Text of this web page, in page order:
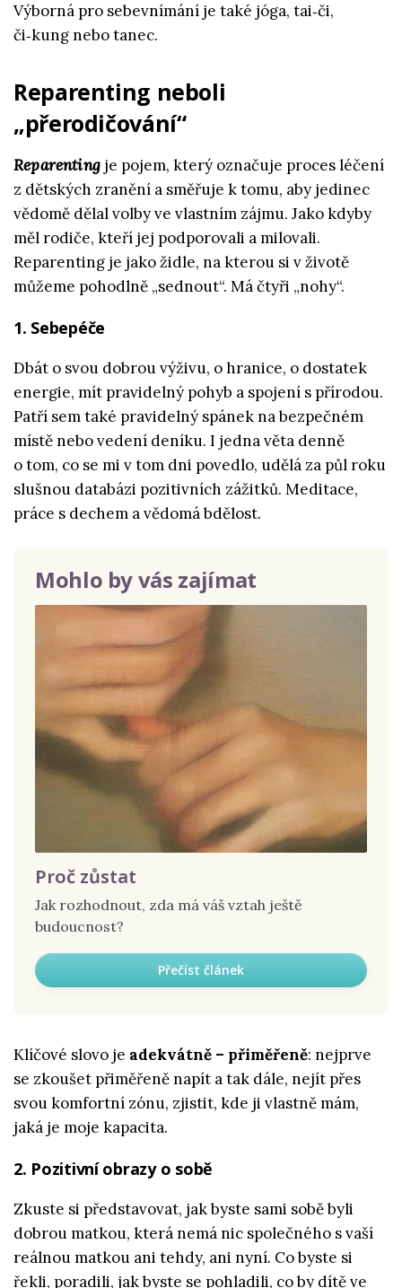
Výborná pro sebevnímání je také jóga, tai‑či,
či‑kung nebo tanec.
Reparenting neboli
„přerodičování“
Reparentingje pojem, který označuje proces léčení
z dětských zranění a směřuje k tomu, aby jedinec
vědomě dělal volby ve vlastním zájmu. Jako kdyby
měl rodiče, kteří jej podporovali a milovali.
Reparenting je jako židle, na kterou si v životě
můžeme pohodlně „sednout“. Má čtyři „nohy“.
1. Sebepéče
Dbát o svou dobrou výživu, o hranice, o dostatek
energie, mít pravidelný pohyb a spojení s přírodou.
Patří sem také pravidelný spánek na bezpečném
místě nebo vedení deníku. I jedna věta denně
o tom, co se mi v tom dni povedlo, udělá za půl roku
slušnou databázi pozitivních zážitků. Meditace,
práce s dechem a vědomá bdělost.
Mohlo by vás zajímat
Proč zůstat
Jak rozhodnout, zda má váš vztah ještě
budoucnost?
Přečíst článek
Klíčové slovo je adekvátně – přiměřeně: nejprve
se zkoušet přiměřeně napít a tak dále, nejít přes
svou komfortní zónu, zjistit, kde ji vlastně mám,
jaká je moje kapacita.
2. Pozitivní obrazy o sobě
Zkuste si představovat, jak byste sami sobě byli
dobrou matkou, která nemá nic společného s vaší
reálnou matkou ani tehdy, ani nyní. Co byste si
řekli, poradili, jak byste se pohladili, co by dítě ve